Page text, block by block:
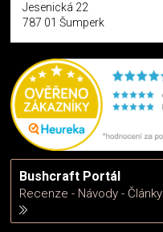
Jesenická 22
787 01 Šumperk
Bushcraft Portál
Recenze - Návody - Články